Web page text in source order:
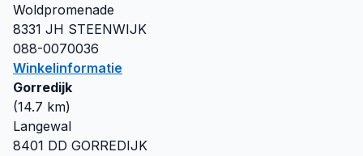
Woldpromenade
8331 JH STEENWIJK
088-0070036
Winkelinformatie
Gorredijk
(14.7 km)
Langewal
8401 DD GORREDIJK